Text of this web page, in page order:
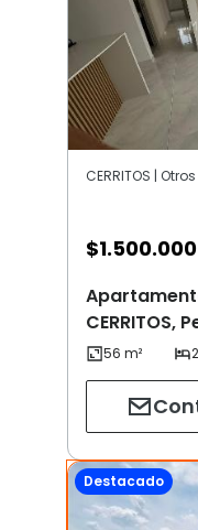
CERRITOS |
$1.500.000
CERRITOS,
Destacado